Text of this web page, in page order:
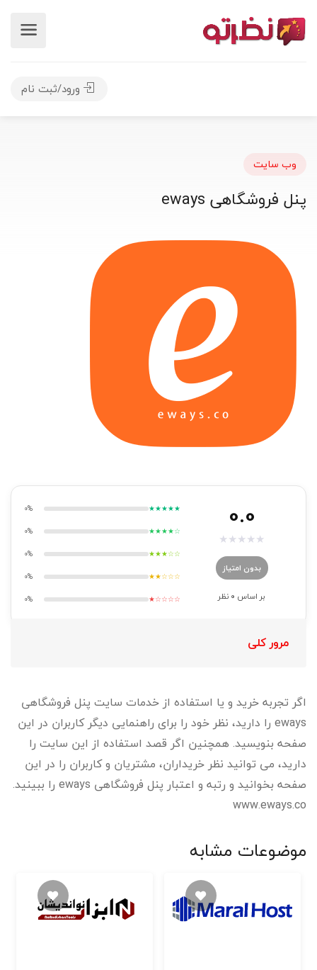
ورود/ثبت نام
وب سایت
پنل فروشگاهی eways
0.0
★
★
★
★
★
بدون امتیاز
بر اساس 0 نظر
★★★★★
0%
★★★★☆
0%
★★★☆☆
0%
★★☆☆☆
0%
★☆☆☆☆
0%
مرور کلی
اگر تجربه خرید و یا استفاده از خدمات سایت پنل فروشگاهی
eways را دارید، نظر خود را برای راهنمایی دیگر کاربران در این
صفحه بنویسید. همچنین اگر قصد استفاده از این سایت را
دارید، می توانید نظر خریداران، مشتریان و کاربران را در این
صفحه بخوانید و رتبه و اعتبار پنل فروشگاهی eways را ببینید.
www.eways.co
موضوعات مشابه